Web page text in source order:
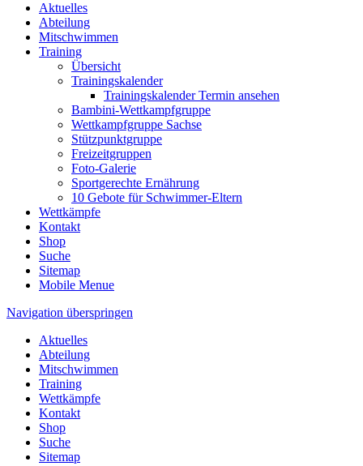
Aktuelles
Abteilung
Mitschwimmen
Training
Übersicht
Trainingskalender
Trainingskalender Termin ansehen
Bambini-Wettkampfgruppe
Wettkampfgruppe Sachse
Stützpunktgruppe
Freizeitgruppen
Foto-Galerie
Sportgerechte Ernährung
10 Gebote für Schwimmer-Eltern
Wettkämpfe
Kontakt
Shop
Suche
Sitemap
Mobile Menue
Navigation überspringen
Aktuelles
Abteilung
Mitschwimmen
Training
Wettkämpfe
Kontakt
Shop
Suche
Sitemap